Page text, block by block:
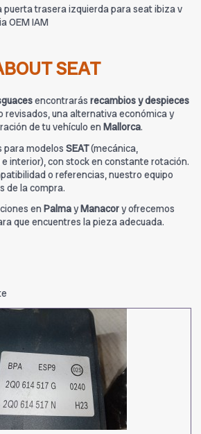
puerta trasera izquierda para seat ibiza v
OEM IAM
SEAT
encontrarás recambios y despieces
revisados, una alternativa económica y
de tu vehículo en Mallorca.
para modelos SEAT(mecánica,
interior), con stock en constante rotación.
o referencias, nuestro equipo
de la compra.
en PalmayManacory ofrecemos
que encuentres la pieza adecuada.